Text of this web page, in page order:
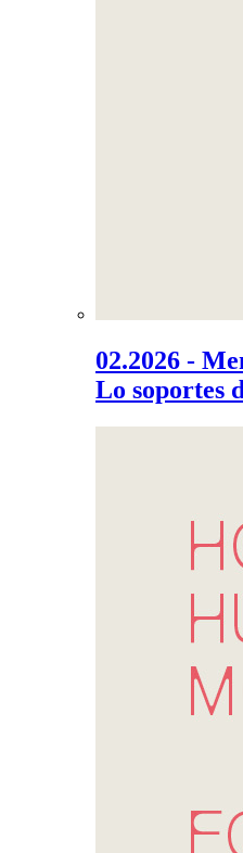
02.2026 -
Lo soportes